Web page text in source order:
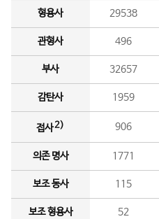
형용사 29538
관형사 496
부사 32657
감탄사 1959
접사2) 906
의존 명사 1771
보조 동사 115
보조 형용사 52